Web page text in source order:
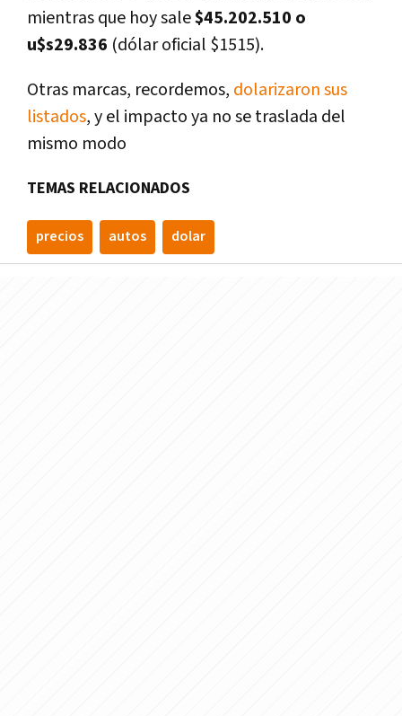
mientras que hoy sale$45.202.510 o
u$s29.836 (dólar oficial $1515).
Otras marcas, recordemos, dolarizaron sus
listados, y el impacto ya no se traslada del
mismo modo
TEMAS RELACIONADOS
precios autos dolar